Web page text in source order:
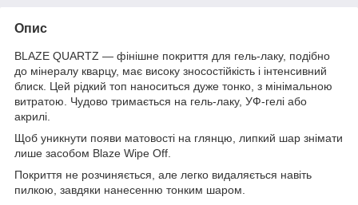
Опис
BLAZE QUARTZ — фінішне покриття для гель-лаку, подібно
до мінералу кварцу, має високу зносостійкість і інтенсивний
блиск. Цей рідкий топ наноситься дуже тонко, з мінімальною
витратою. Чудово тримається на гель-лаку, УФ-гелі або
акрилі.
Щоб уникнути появи матовості на глянцю, липкий шар знімати
лише засобом Blaze Wipe Off.
Покриття не розчиняється, але легко видаляється навіть
пилкою, завдяки нанесенню тонким шаром.